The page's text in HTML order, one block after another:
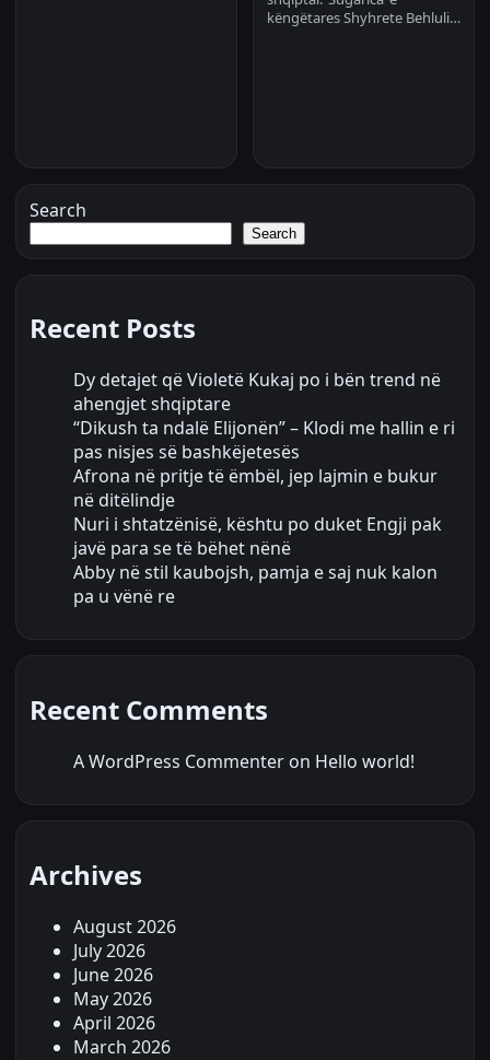
këngëtares Shyhrete Behluli…
Search
Search
Recent Posts
Dy detajet që Violetë Kukaj po i bën trend në
ahengjet shqiptare
“Dikush ta ndalë Elijonën” – Klodi me hallin e ri
pas nisjes së bashkëjetesës
Afrona në pritje të ëmbël, jep lajmin e bukur
në ditëlindje
Nuri i shtatzënisë, kështu po duket Engji pak
javë para se të bëhet nënë
Abby në stil kaubojsh, pamja e saj nuk kalon
pa u vënë re
Recent Comments
A WordPress Commenter on Hello world!
Archives
August 2026
July 2026
June 2026
May 2026
April 2026
March 2026